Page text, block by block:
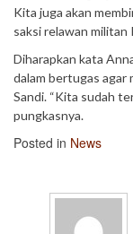
Kita juga akan
saksi relawan militan
Diharapkan kata
dalam bertugas agar
Sandi. “Kita sudah
pungkasnya.
Posted in News